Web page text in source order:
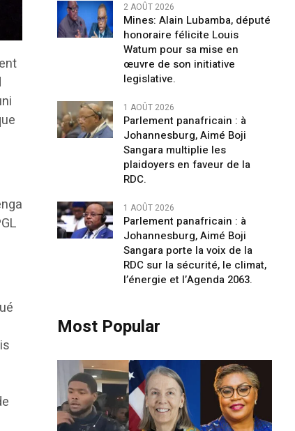
2 AOÛT 2026
Mines: Alain Lubamba, député
honoraire félicite Louis
Watum pour sa mise en
œuvre de son initiative
legislative.
1 AOÛT 2026
Parlement panafricain : à
Johannesburg, Aimé Boji
Sangara multiplie les
plaidoyers en faveur de la
RDC.
1 AOÛT 2026
Parlement panafricain : à
Johannesburg, Aimé Boji
Sangara porte la voix de la
RDC sur la sécurité, le climat,
l’énergie et l’Agenda 2063.
Most Popular